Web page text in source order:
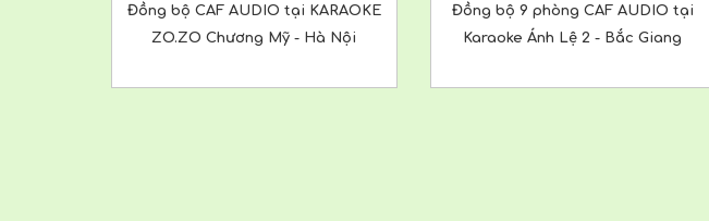
Đồng bộ CAF AUDIO tại KARAOKE
ZO.ZO Chương Mỹ - Hà Nội
Đồng bộ 9 phòng CAF AUDIO tại
Karaoke Ánh Lệ 2 - Bắc Giang